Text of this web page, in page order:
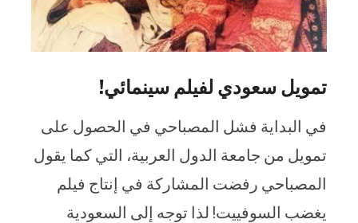
تمويل سعودي لفيلم سينمائي!
في البداية فشل المصباحي في الحصول على
تمويل من جامعة الدول العربية، التي كما يقول
المصباحي رفضت المشاركة في إنتاج فيلم
يغضب السوفييت! لذا توجه إلى السعودية